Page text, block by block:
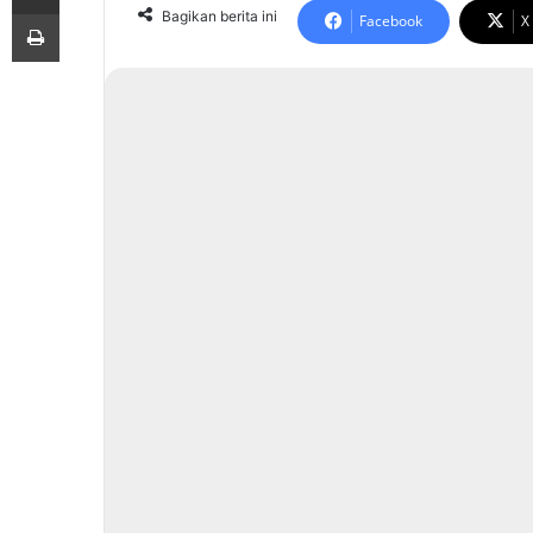
Bagikan berita ini Facebook X